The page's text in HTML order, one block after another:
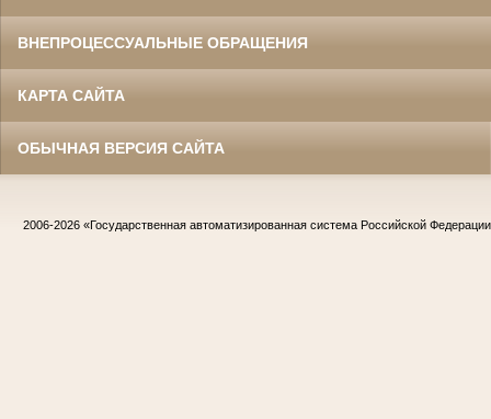
ВНЕПРОЦЕССУАЛЬНЫЕ ОБРАЩЕНИЯ
КАРТА САЙТА
ОБЫЧНАЯ ВЕРСИЯ САЙТА
2006-2026 «Государственная автоматизированная система Российской